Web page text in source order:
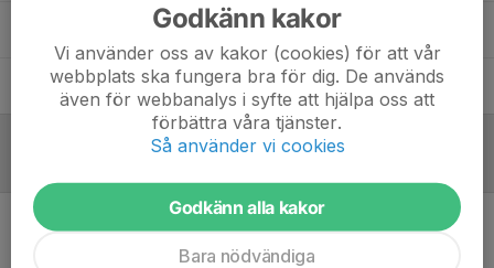
Jonathan PeterssonAssisterande tränare
Pernilla AnderssonLagledare
Godkänn kakor
Vi använder oss av kakor (cookies) för att vår
webbplats ska fungera bra för dig. De används
även för webbanalys i syfte att hjälpa oss att
förbättra våra tjänster.
Så använder vi cookies
Godkänn alla kakor
Bara nödvändiga